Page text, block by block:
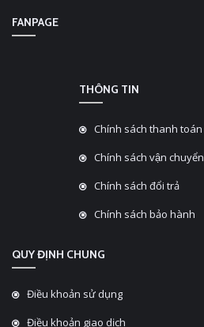
FANPAGE
THÔNG TIN
Chính sách thanh toán
Chính sách vận chuyển
Chính sách đổi trả
Chính sách bảo hành
QUY ĐỊNH CHUNG
Điều khoản sử dụng
Điều khoản giao dịch